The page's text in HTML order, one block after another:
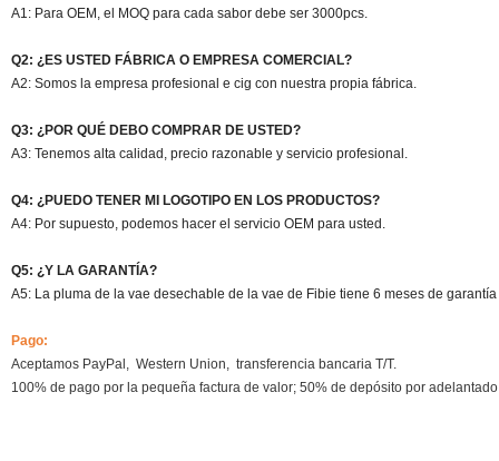
A1: Para OEM, el MOQ para cada sabor debe ser 3000pcs.
Q2: ¿ES USTED FÁBRICA O EMPRESA COMERCIAL?
A2: Somos la empresa profesional e cig con nuestra propia fábrica.
Q3: ¿POR QUÉ DEBO COMPRAR DE USTED?
A3: Tenemos alta calidad, precio razonable y servicio profesional.
Q4: ¿PUEDO TENER MI LOGOTIPO EN LOS PRODUCTOS?
A4: Por supuesto, podemos hacer el servicio OEM para usted.
Q5: ¿Y LA GARANTÍA?
A5: La pluma de la vae desechable de la vae de Fibie tiene 6 meses de
Pago:
Aceptamos PayPal, Western Union, transferencia bancaria T/T.
100% de pago por la pequeña factura de valor; 50% de depósito por